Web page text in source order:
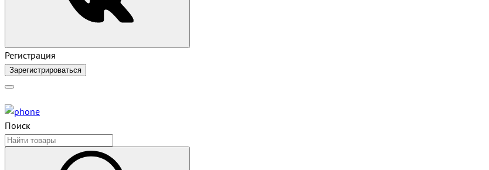
Регистрация
Зарегистрироваться
Поиск